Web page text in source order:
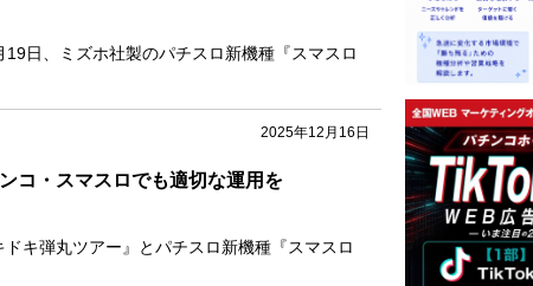
日、ミズホ社製のパチスロ新機種『スマスロ
2025年12月16日
コ・スマスロでも適切な運用を
キ弾丸ツアー』とパチスロ新機種『スマスロ